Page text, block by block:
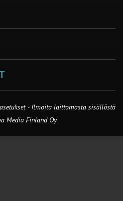
- Ilmoita laittomasta sisällöstä
Media Finland Oy